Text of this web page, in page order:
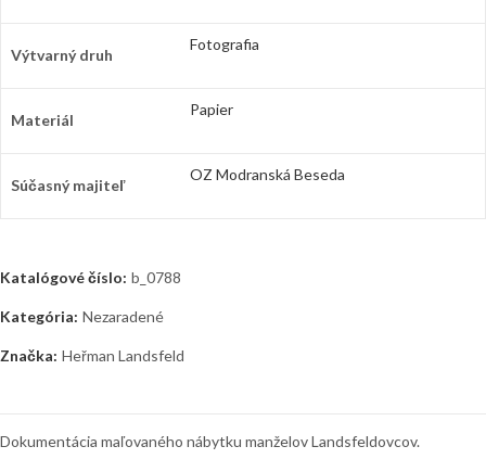
Výtvarný druh
Fotografia
Materiál
Papier
Súčasný majiteľ
OZ Modranská Beseda
Katalógové číslo: b_0788
Kategória: Nezaradené
Značka: Heřman Landsfeld
Dokumentácia maľovaného nábytku manželov Landsfeldovcov.